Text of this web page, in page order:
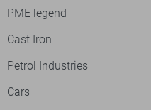
PME legend
Cast Iron
Petrol Industries
Cars